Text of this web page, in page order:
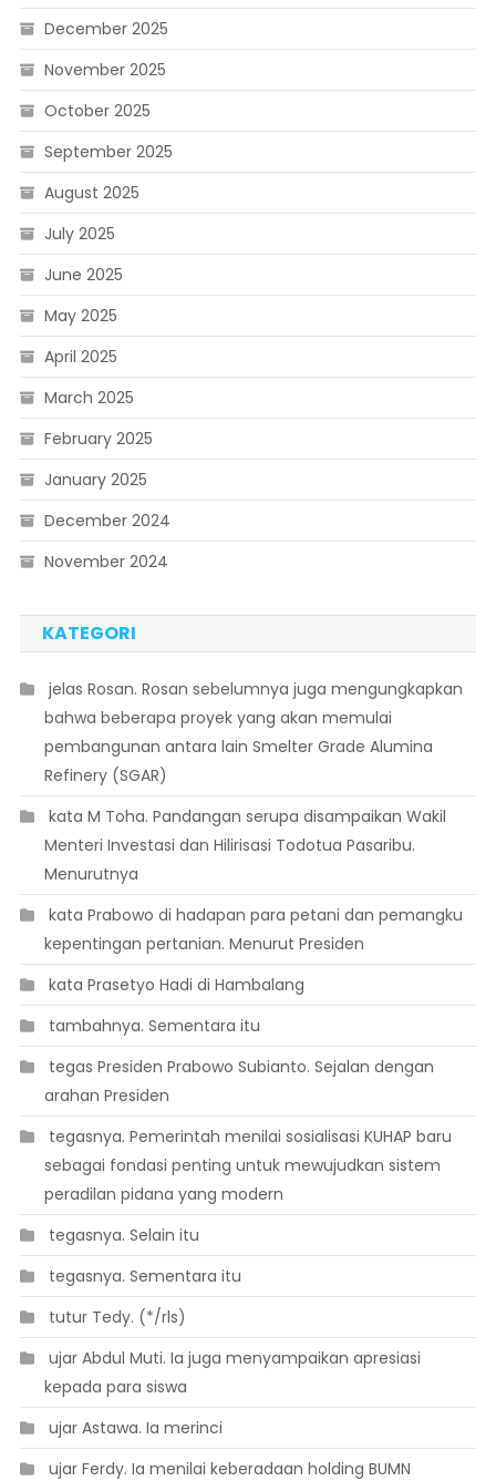
December 2025
November 2025
October 2025
September 2025
August 2025
July 2025
June 2025
May 2025
April 2025
March 2025
February 2025
January 2025
December 2024
November 2024
KATEGORI
 jelas Rosan. Rosan sebelumnya juga mengungkapkan
bahwa beberapa proyek yang akan memulai
pembangunan antara lain Smelter Grade Alumina
Refinery (SGAR)
 kata M Toha. Pandangan serupa disampaikan Wakil
Menteri Investasi dan Hilirisasi Todotua Pasaribu.
Menurutnya
 kata Prabowo di hadapan para petani dan pemangku
kepentingan pertanian. Menurut Presiden
 kata Prasetyo Hadi di Hambalang
 tambahnya. Sementara itu
 tegas Presiden Prabowo Subianto. Sejalan dengan
arahan Presiden
 tegasnya. Pemerintah menilai sosialisasi KUHAP baru
sebagai fondasi penting untuk mewujudkan sistem
peradilan pidana yang modern
 tegasnya. Selain itu
 tegasnya. Sementara itu
 tutur Tedy. (*/rls)
 ujar Abdul Muti. Ia juga menyampaikan apresiasi
kepada para siswa
 ujar Astawa. Ia merinci
 ujar Ferdy. Ia menilai keberadaan holding BUMN